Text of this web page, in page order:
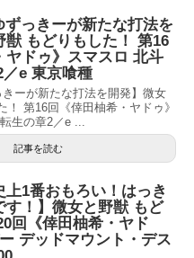
ずっきーが新たな打法を
獣 もどりもした！ 第16
ヤドゥ》スマスロ 北斗
e 東京喰種
きーが新たな打法を開発】微女
！ 第16回《倖田柚希・ヤドゥ》
生の章2／e ...
記事を読む
上1番おもろい！はっき
す！】微女と野獣 もど
回《倖田柚希・ヤド
デッドマウント・デス